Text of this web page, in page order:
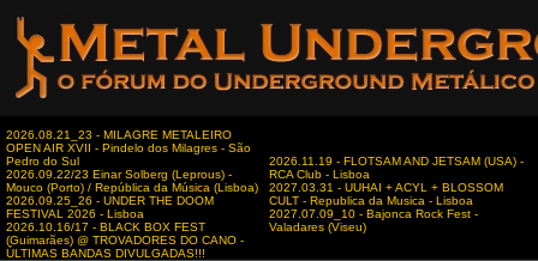
2026.08.21_23 - MILAGRE METALEIRO
OPEN AIR XVII - Pindelo dos Milagres - São
Pedro do Sul
2026.09.22/23 Einar Solberg (Leprous) -
Mouco (Porto) / República da Música (Lisboa)
2026.09.25_26 - UNDER THE DOOM
FESTIVAL 2026 - Lisboa
2026.10.16/17 - BLACK BOX FEST
(Guimarães) @ TROVADORES DO CANO -
ÚLTIMAS BANDAS DIVULGADAS!!!
2026.11.19 - FLOTSAM AND JETSAM (USA) -
RCA Club - Lisboa
2027.03.31 - UUHAI + ACYL + BLOSSOM
CULT - Republica da Musica - Lisboa
2027.07.09_10 - Bajonca Rock Fest -
Valadares (Viseu)